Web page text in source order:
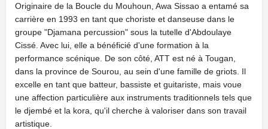
Originaire de la Boucle du Mouhoun, Awa Sissao a entamé sa
carrière en 1993 en tant que choriste et danseuse dans le
groupe "Djamana percussion" sous la tutelle d'Abdoulaye
Cissé. Avec lui, elle a bénéficié d'une formation à la
performance scénique. De son côté, ATT est né à Tougan,
dans la province de Sourou, au sein d'une famille de griots. Il
excelle en tant que batteur, bassiste et guitariste, mais voue
une affection particulière aux instruments traditionnels tels que
le djembé et la kora, qu'il cherche à valoriser dans son travail
artistique.